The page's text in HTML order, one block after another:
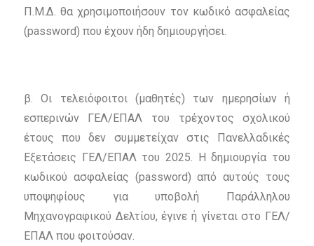
Π.Μ.Δ. θα χρησιμοποιήσουν τον κωδικό ασφαλείας
(password) που έχουν ήδη δημιουργήσει.
β. Οι τελειόφοιτοι (μαθητές) των ημερησίων ή
εσπερινών ΓΕΛ/ΕΠΑΛ του τρέχοντος σχολικού
έτους που δεν συμμετείχαν στις Πανελλαδικές
Εξετάσεις ΓΕΛ/ΕΠΑΛ του 2025. Η δημιουργία του
κωδικού ασφαλείας (password) από αυτούς τους
υποψηφίους για υποβολή Παράλληλου
Μηχανογραφικού Δελτίου, έγινε ή γίνεται στο ΓΕΛ/
ΕΠΑΛ που φοιτούσαν.